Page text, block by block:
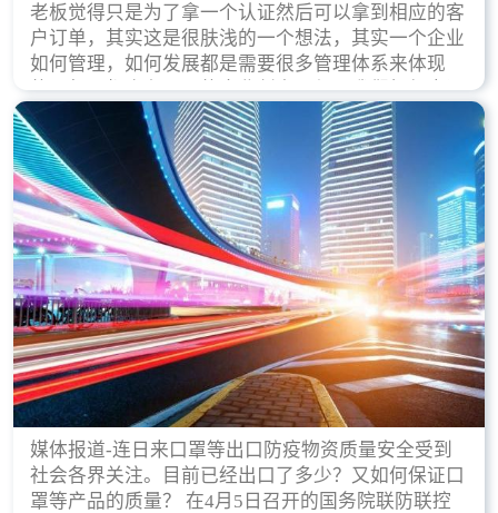
老板觉得只是为了拿一个认证然后可以拿到相应的客
户订单，其实这是很肤浅的一个想法，其实一个企业
如何管理，如何发展都是需要很多管理体系来体现
的，每天都会有不同的企业创立，但是我们如何去证
实一个企业的合法，有质量保证了？这就是ISO9001
认证体现价值的时候，那么键锋小编就来细说下企业
做ISO9001认证的根本原因。
媒体报道-连日来口罩等出口防疫物资质量安全受到
社会各界关注。目前已经出口了多少？又如何保证口
罩等产品的质量？ 在4月5日召开的国务院联防联控